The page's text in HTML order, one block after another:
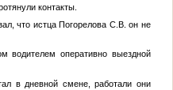
контакты.
что истца Погорелова С.В. он не
водителем оперативно выездной
в дневной смене, работали они